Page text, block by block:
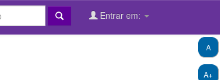
Entrar em:
A+
A